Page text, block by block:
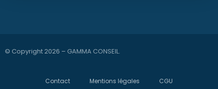
© Copyright 2026 – GAMMA CONSEIL.
Contact Mentions légales CGU